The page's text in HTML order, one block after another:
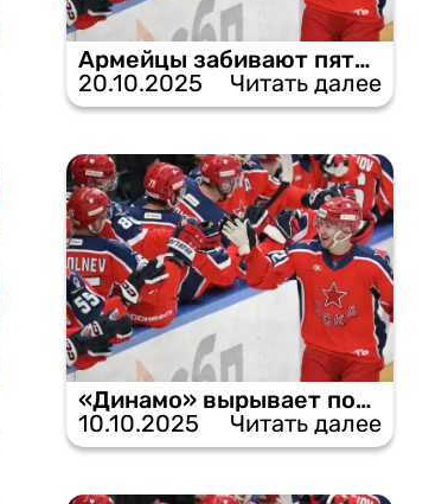
Армейцы забивают пять голов, празднуя победу над минчанами.
20.10.2025
Читать далее
«Динамо» вырывает победу у ЦСКА в послематчевой лотерее.
10.10.2025
Читать далее